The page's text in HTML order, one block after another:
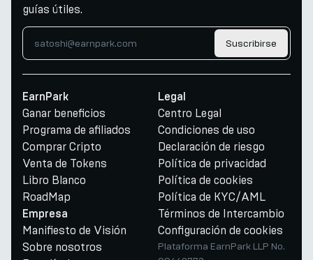
guías útiles.
Suscribirse
EarnPark
Ganar beneficios
Programa de afiliados
Comprar Cripto
Venta de Tokens
Libro Blanco
RoadMap
Empresa
Manifiesto de Visión
Sobre nosotros
Legal
Centro Legal
Condiciones de uso
Declaración de riesgo
Política de privacidad
Política de cookies
Política de KYC/AML
Términos de Intercambio
Configuración de cookies
Plataforma EarnPark LLP No.